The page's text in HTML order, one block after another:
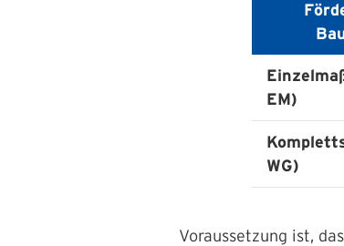
EM)
WG)
Voraussetzung ist,